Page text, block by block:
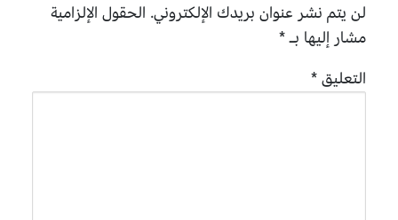
لن يتم نشر عنوان بريدك الإلكتروني. الحقول الإلزامية
مشار إليها بـ*
التعليق*